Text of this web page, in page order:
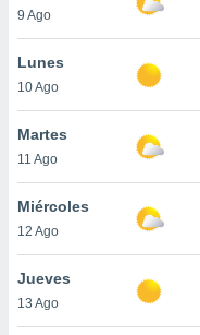
de
cookies
aceptar
9 Ago
Lunes
10 Ago
Martes
11 Ago
Miércoles
12 Ago
Jueves
13 Ago